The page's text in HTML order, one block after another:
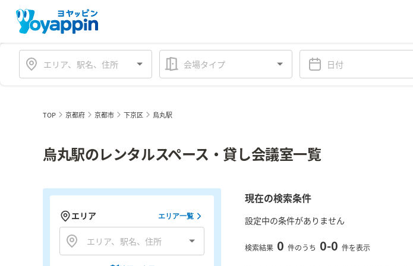
会場タイプ
TOP 京都府 京都市 下京区 烏丸駅
烏丸駅のレンタルスペース・貸し会議室一覧
現在の検索条件
設定中の条件がありません
検索結果 0 件のうち 0-0 件を表示
エリア エリア一覧